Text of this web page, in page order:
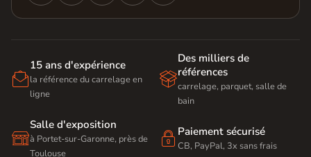

15 ans d'expérience
la référence du carrelage en
ligne

Des milliers de
références
carrelage, parquet, salle de
bain

Salle d'exposition
à Portet-sur-Garonne, près de
Toulouse
 Paiement sécurisé
CB, PayPal, 3x sans frais